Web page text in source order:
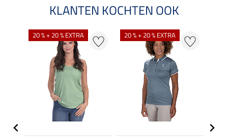
KLANTEN KOCHTEN OOK
20 % + 20 % EXTRA 20 % + 20 % EXTRA